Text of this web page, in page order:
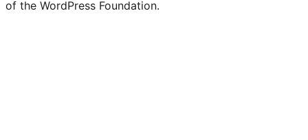
of the WordPress Foundation.